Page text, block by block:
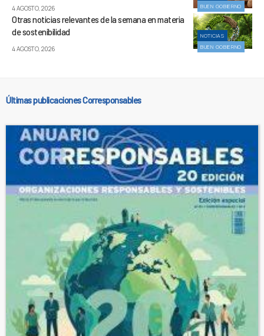
BUEN GOBIERNO
4 AGOSTO, 2026
NOTICIAS
BUEN GOBIERNO
Otras noticias relevantes de la semana en materia
de sostenibilidad
4 AGOSTO, 2026
Últimas publicaciones Corresponsables